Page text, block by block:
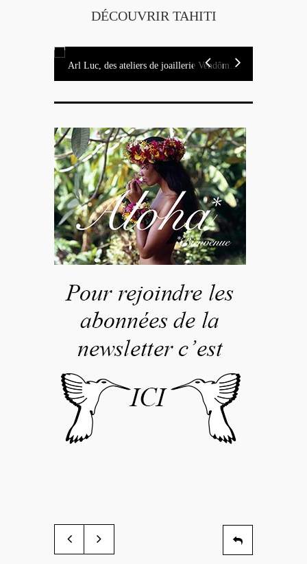
DÉCOUVRIR TAHITI
Arl Luc, des ateliers de joaillerie Vendôme aux rivages de Tahiti